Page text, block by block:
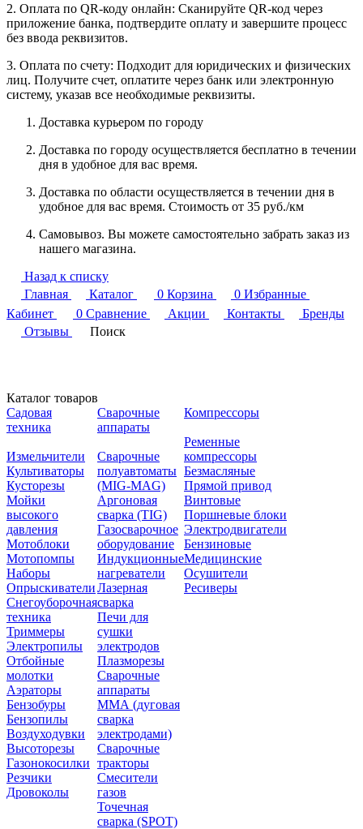
2. Оплата по QR-коду онлайн: Сканируйте QR-код через
приложение банка, подтвердите оплату и завершите процесс
без ввода реквизитов.
3. Оплата по счету: Подходит для юридических и физических
лиц. Получите счет, оплатите через банк или электронную
систему, указав все необходимые реквизиты.
Доставка курьером по городу
Доставка по городу осуществляется бесплатно в течении
дня в удобное для вас время.
Доставка по области осуществляется в течении дня в
удобное для вас время. Стоимость от 35 руб./км
Самовывоз. Вы можете самостоятельно забрать заказ из
нашего магазина.
Назад к списку
Главная
Каталог 0 Корзина 0 Избранные
Кабинет
0 Сравнение Акции Контакты
Бренды
Отзывы
Поиск
Каталог товаров
Садовая
техника
Измельчители
Культиваторы
Кусторезы
Мойки
высокого
давления
Мотоблоки
Мотопомпы
Наборы
Опрыскиватели
Снегоуборочная
техника
Триммеры
Электропилы
Отбойные
молотки
Аэраторы
Бензобуры
Бензопилы
Воздуходувки
Высоторезы
Газонокосилки
Резчики
Дровоколы
Сварочные
аппараты
Сварочные
полуавтоматы
(MIG-MAG)
Аргоновая
сварка (TIG)
Газосварочное
оборудование
Индукционные
нагреватели
Лазерная
сварка
Печи для
сушки
электродов
Плазморезы
Сварочные
аппараты
ММА (дуговая
сварка
электродами)
Сварочные
тракторы
Смесители
газов
Точечная
сварка (SPOT)
Компрессоры
Ременные
компрессоры
Безмасляные
Прямой привод
Винтовые
Поршневые блоки
Электродвигатели
Бензиновые
Медицинские
Осушители
Ресиверы